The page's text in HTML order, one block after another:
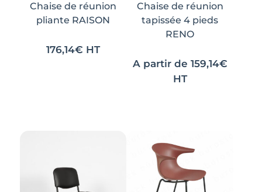
Chaise de réunion
pliante RAISON
176,14€ HT
peuvent
être
peuvent
être
Chaise de réunion
tapissée 4 pieds
RENO
A partir de 159,14€
HT